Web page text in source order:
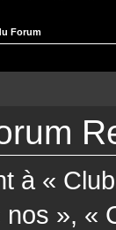
Forum
à «
nos », «